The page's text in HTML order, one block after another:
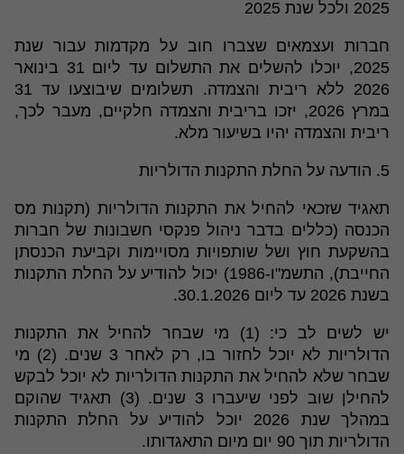
2025 ולכל שנת 2025
חברות ועצמאים שצברו חוב על מקדמות עבור שנת
2025, יוכלו להשלים את התשלום עד ליום 31 בינואר
2026 ללא ריבית והצמדה. תשלומים שיבוצעו עד 31
במרץ 2026, יזכו בריבית והצמדה חלקיים, מעבר לכך,
ריבית והצמדה יהיו בשיעור מלא.
5. הודעה על החלת התקנות הדולריות
תאגיד שזכאי להחיל את התקנות הדולריות (תקנות מס
הכנסה (כללים בדבר ניהול פנקסי חשבונות של חברות
בהשקעת חוץ ושל שותפויות מסויימות וקביעת הכנסתן
החייבת), התשמ"ו-1986) יכול להודיע על החלת התקנות
בשנת 2026 עד ליום 30.1.2026.
יש לשים לב כי: (1) מי שבחר להחיל את התקנות
הדולריות לא יוכל לחזור בו, רק לאחר 3 שנים. (2) מי
שבחר שלא להחיל את התקנות הדולריות לא יוכל לבקש
להחילן שוב לפני שיעברו 3 שנים. (3) תאגיד שהוקם
במהלך שנת 2026 יוכל להודיע על החלת התקנות
הדולריות תוך 90 יום מיום התאגדותו.